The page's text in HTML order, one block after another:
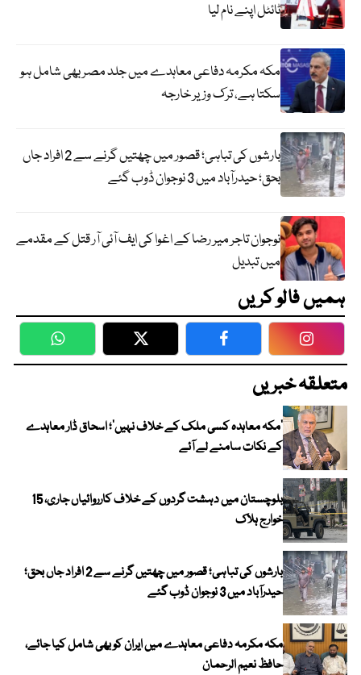
ٹائٹل اپنے نام لیا
مکہ مکرمہ دفاعی معاہدے میں جلد مصر بھی شامل ہو
سکتا ہے، ترک وزیر خارجہ
بارشوں کی تباہی؛ قصور میں چھتیں گرنے سے 2 افراد جاں
بحق؛ حیدرآباد میں 3 نوجوان ڈوب گئے
نوجوان تاجر میر رضا کے اغوا کی ایف آئی آر قتل کے مقدمے
میں تبدیل
ہمیں فالو کریں
WhatsApp Twitter Facebook
متعلقہ خبریں
‘مکہ معاہدہ کسی ملک کے خلاف نہیں’؛ اسحاق ڈار معاہدے
کے نکات سامنے لے آئے
بلوچستان میں دہشت گردوں کے خلاف کارروائیاں جاری، 15
خوارج ہلاک
بارشوں کی تباہی؛ قصور میں چھتیں گرنے سے 2 افراد جاں بحق؛
حیدرآباد میں 3 نوجوان ڈوب گئے
مکہ مکرمہ دفاعی معاہدے میں ایران کو بھی شامل کیا جائے،
حافظ نعیم الرحمان